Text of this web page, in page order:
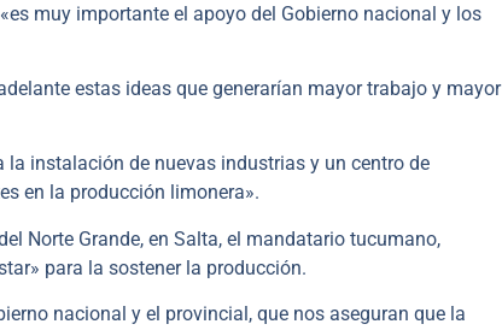
muy importante el apoyo del Gobierno nacional y los
estas ideas que generarían mayor trabajo y mayor
la instalación de nuevas industrias y un centro de
en la producción limonera».
Norte Grande, en Salta, el mandatario tucumano,
para la sostener la producción.
nacional y el provincial, que nos aseguran que la